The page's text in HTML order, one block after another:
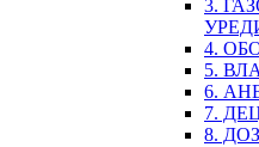
3.
4.
5.
6.
7.
8.